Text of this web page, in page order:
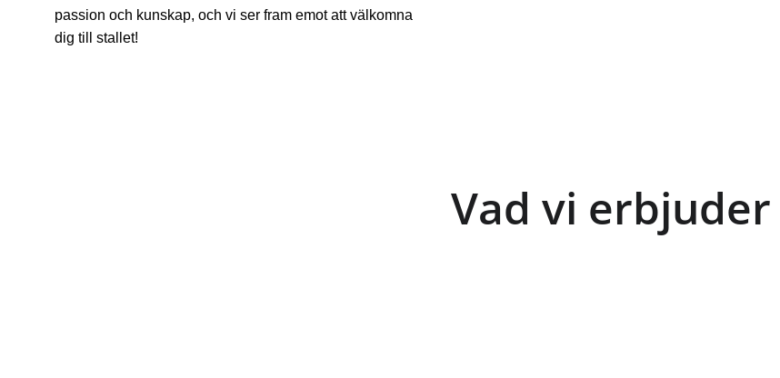
passion och kunskap, och vi ser fram emot att välkomna
dig till stallet!
Vad vi erbjuder